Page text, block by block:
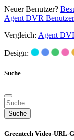
Neuer Benutzer?
Agent DVR
Vergleich: Agent
Design:
Suche
Suche
Greentech Video-URL-